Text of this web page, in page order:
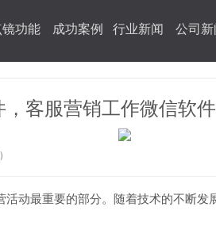
镜功能 成功案例 行业新闻 公司新
客服营销工作微信软
动最重要的部分。随着技术的不断